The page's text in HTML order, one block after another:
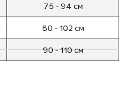
75 - 94 см
80 - 102 см
90 - 110 см